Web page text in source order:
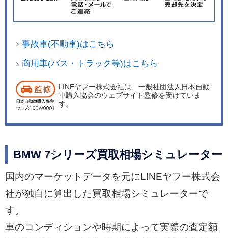
事故車(不動車)はこちら
商用車(バス・トラック等)はこちら
LINEヤフー株式会社は、一般社団法人日本自動
車購入協会のウェブサイト監修を受けていま
す。
BMW 7シリーズ買取相場シミュレーター
国内のマーケットデータを元にLINEヤフー株式会
社が独自に算出した買取相場シミュレーターで
す。
車のコンディションや時期によって実際の査定額